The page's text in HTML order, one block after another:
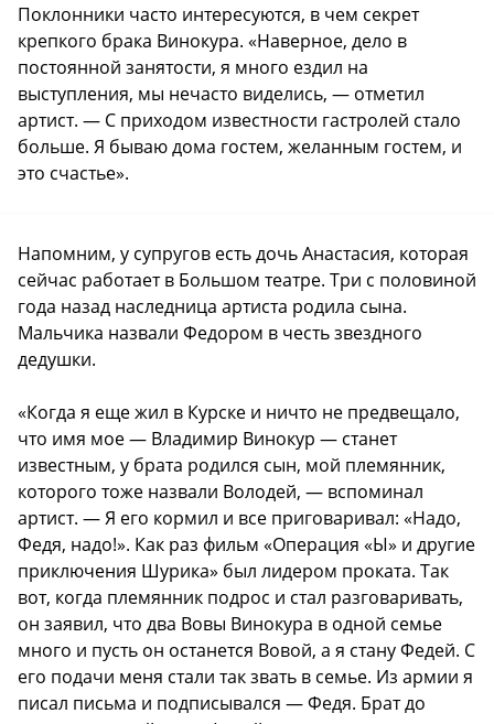
Поклонники часто интересуются, в чем секрет
крепкого брака Винокура. «Наверное, дело в
постоянной занятости, я много ездил на
выступления, мы нечасто виделись, — отметил
артист. — С приходом известности гастролей стало
больше. Я бываю дома гостем, желанным гостем, и
это счастье».
Напомним, у супругов есть дочь Анастасия, которая
сейчас работает в Большом театре. Три с половиной
года назад наследница артиста родила сына.
Мальчика назвали Федором в честь звездного
дедушки.
«Когда я еще жил в Курске и ничто не предвещало,
что имя мое — Владимир Винокур — станет
известным, у брата родился сын, мой племянник,
которого тоже назвали Володей, — вспоминал
артист. — Я его кормил и все приговаривал: «Надо,
Федя, надо!». Как раз фильм «Операция «Ы» и другие
приключения Шурика» был лидером проката. Так
вот, когда племянник подрос и стал разговаривать,
он заявил, что два Вовы Винокура в одной семье
много и пусть он останется Вовой, а я стану Федей. С
его подачи меня стали так звать в семье. Из армии я
писал письма и подписывался — Федя. Брат до